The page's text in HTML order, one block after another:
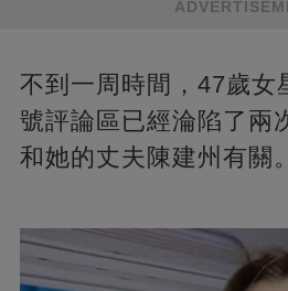
不到一周時間，47歲女
號評論區已經淪陷了兩
和她的丈夫陳建州有關。